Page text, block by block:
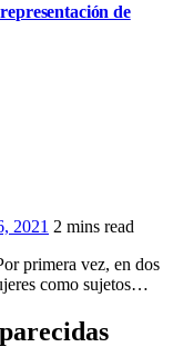
de
2021 2 mins read
como sujetos…